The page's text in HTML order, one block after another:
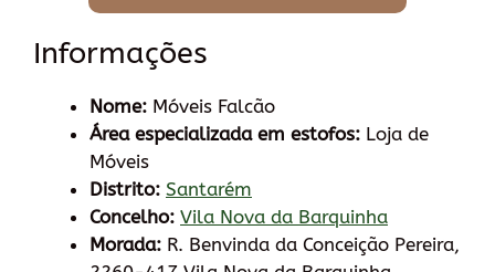
Informações
Nome: Móveis Falcão
Área especializada em estofos: Loja de
Móveis
Distrito: Santarém
Concelho: Vila Nova da Barquinha
Morada: R. Benvinda da Conceição Pereira,